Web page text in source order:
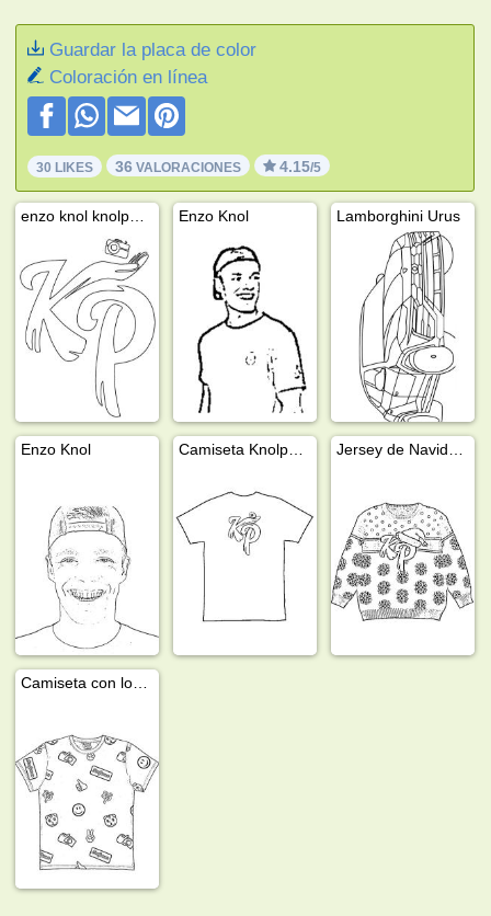
Guardar la placa de color
Coloración en línea
30 LIKES 36 VALORACIONES 4.15/5
Enzo Knol Lamborghini Urus
Enzo Knol